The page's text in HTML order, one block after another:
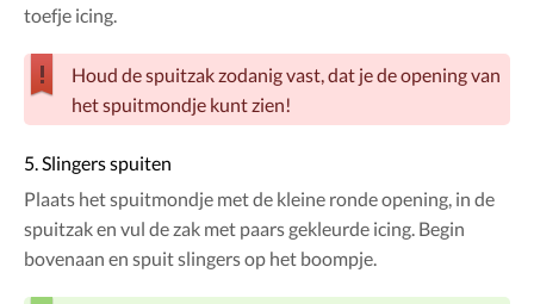
toefje icing.
Houd de spuitzak zodanig vast, dat je de opening van
het spuitmondje kunt zien!
5. Slingers spuiten
Plaats het spuitmondje met de kleine ronde opening, in de
spuitzak en vul de zak met paars gekleurde icing. Begin
bovenaan en spuit slingers op het boompje.